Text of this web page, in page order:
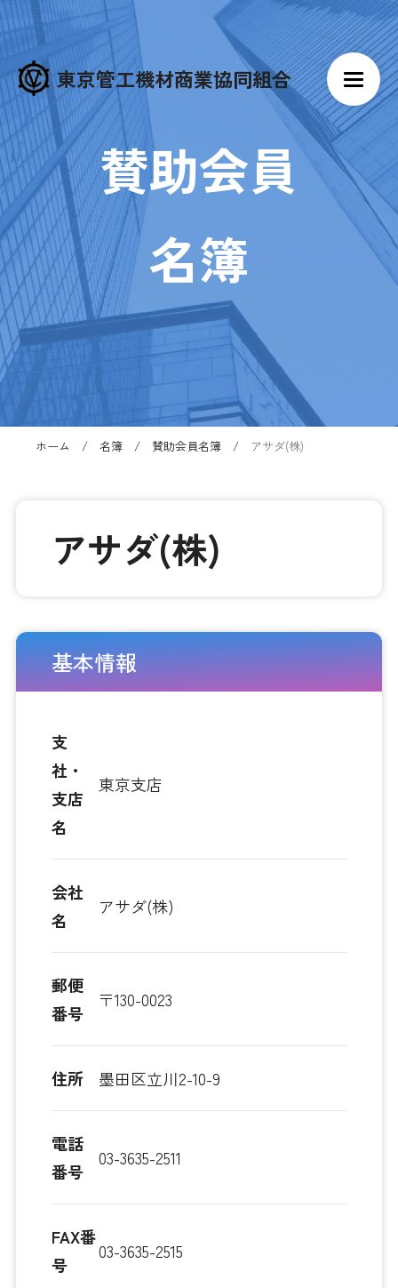
東京管工機材商業協同組合
賛助会員
名簿
ホーム 名簿 賛助会員名簿 アサダ(株)
アサダ(株)
基本情報
支
社・
支店
名
東京支店
会社
名
アサダ(株)
郵便
番号
〒130-0023
住所 墨田区立川2-10-9
電話
番号
03-3635-2511
FAX番
号
03-3635-2515